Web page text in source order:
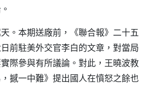
。本期送廠前，《聯合報》二十五
前駐美外交官李白的文章，對當局
際參與有所議論。對此，王曉波教
撼一中難》提出國人在憤怒之餘也